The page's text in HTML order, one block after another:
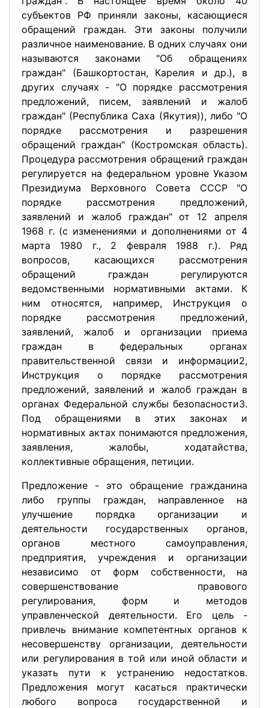
субъектов РФ приняли законы, касающиеся
обращений граждан. Эти законы получили
различное наименование. В одних случаях они
называются законами "Об обращениях
граждан" (Башкортостан, Карелия и др.), в
других случаях - "О порядке рассмотрения
предложений, писем, заявлений и жалоб
граждан" (Республика Саха (Якутия)), либо "О
порядке рассмотрения и разрешения
обращений граждан" (Костромская область).
Процедура рассмотрения обращений граждан
регулируется на федеральном уровне Указом
Президиума Верховного Совета СССР "О
порядке рассмотрения предложений,
заявлений и жалоб граждан" от 12 апреля
1968 г. (с изменениями и дополнениями от 4
марта 1980 г., 2 февраля 1988 г.). Ряд
вопросов, касающихся рассмотрения
обращений граждан регулируются
ведомственными нормативными актами. К
ним относятся, например, Инструкция о
порядке рассмотрения предложений,
заявлений, жалоб и организации приема
граждан в федеральных органах
правительственной связи и информации2,
Инструкция о порядке рассмотрения
предложений, заявлений и жалоб граждан в
органах Федеральной службы безопасности3.
Под обращениями в этих законах и
нормативных актах понимаются предложения,
заявления, жалобы, ходатайства,
коллективные обращения, петиции.
Предложение - это обращение гражданина
либо группы граждан, направленное на
улучшение порядка организации и
деятельности государственных органов,
органов местного самоуправления,
предприятия, учреждения и организации
независимо от форм собственности, на
совершенствование правового
регулирования, форм и методов
управленческой деятельности. Его цель -
привлечь внимание компетентных органов к
несовершенству организации, деятельности
или регулирования в той или иной области и
указать пути к устранению недостатков.
Предложения могут касаться практически
любого вопроса государственной и